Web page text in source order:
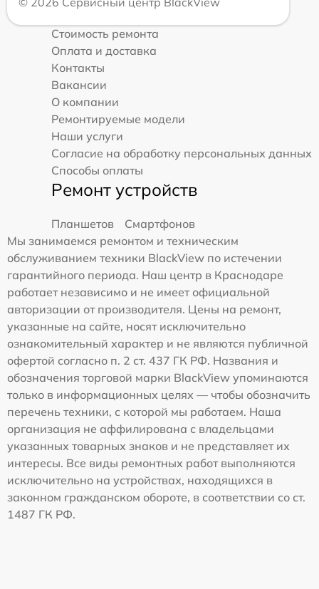
Стоимость ремонта
Оплата и доставка
Контакты
Вакансии
О компании
Ремонтируемые модели
Наши услуги
Согласие на обработку персональных данных
Способы оплаты
Ремонт устройств
Планшетов
Смартфонов
Мы занимаемся ремонтом и техническим
обслуживанием техники BlackView по истечении
гарантийного периода. Наш центр в Краснодаре
работает независимо и не имеет официальной
авторизации от производителя. Цены на ремонт,
указанные на сайте, носят исключительно
ознакомительный характер и не являются публичной
офертой согласно п. 2 ст. 437 ГК РФ. Названия и
обозначения торговой марки BlackView упоминаются
только в информационных целях — чтобы обозначить
перечень техники, с которой мы работаем. Наша
организация не аффилирована с владельцами
указанных товарных знаков и не представляет их
интересы. Все виды ремонтных работ выполняются
исключительно на устройствах, находящихся в
законном гражданском обороте, в соответствии со ст.
1487 ГК РФ.